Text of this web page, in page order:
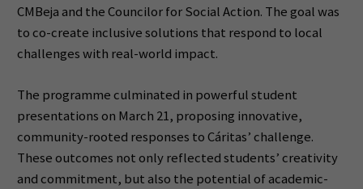
CMBeja and the Councilor for Social Action. The goal was
to co-create inclusive solutions that respond to local
challenges with real-world impact.
The programme culminated in powerful student
presentations on March 21, proposing innovative,
community-rooted responses to Cáritas’ challenge.
These outcomes not only reflected students’ creativity
and commitment, but also the potential of academic-